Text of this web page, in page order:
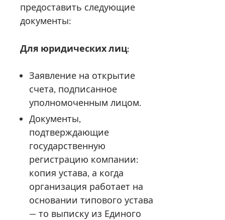
предоставить следующие
документы:
Для юридических лиц:
Заявление на открытие
счета, подписанное
уполномоченным лицом.
Документы,
подтверждающие
государственную
регистрацию компании:
копия устава, а когда
организация работает на
основании типового устава
— то выписку из Единого